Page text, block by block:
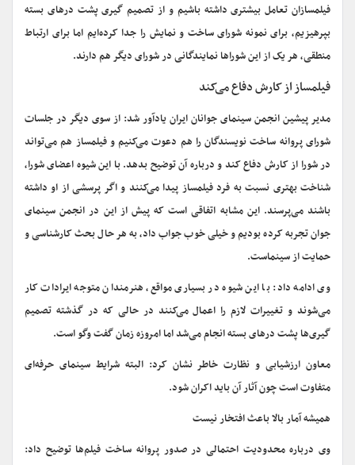
فیلمسازان تعامل بیشتری داشته باشیم و از تصمیم گیری پشت درهای بسته
بپرهیزیم، برای نمونه شورای ساخت و نمایش را جدا کرده‌ایم اما برای ارتباط
منطقی، هر یک از این شوراها نمایندگانی در شورای دیگر هم دارند.
فیلمساز از کارش دفاع می‌کند
مدیر پیشین انجمن سینمای جوانان ایران یادآور شد: از سوی دیگر در جلسات
شورای پروانه ساخت نویسندگان را هم دعوت می‌کنیم و فیلمساز هم می‌تواند
در شورا از کارش دفاع کند و درباره آن توضیح بدهد. با این شیوه اعضای شورا،
شناخت بهتری نسبت به فرد فیلمساز پیدا می‌کنند و اگر پرسشی از او داشته
باشند می‌پرسند. این مشابه اتفاقی است که پیش از این در انجمن سینمای
جوان تجربه کرده بودیم و خیلی خوب جواب داد، به هر حال بحث کارشناسی و
حمایت از سینماست.
وی ادامه داد: با این شیوه در بسیاری مواقع، هنرمندان متوجه ایرادات کار
می‌شوند و تغییرات لازم را اعمال می‌کنند در حالی که در گذشته تصمیم
گیری‌ها پشت درهای بسته انجام می‌شد اما امروزه زمان گفت وگو است.
معاون ارزشیابی و نظارت خاطر نشان کرد: البته شرایط سینمای حرفه‌ای
متفاوت است چون آثار آن باید اکران شود.
همیشه آمار بالا باعث افتخار نیست
وی درباره محدودیت احتمالی در صدور پروانه ساخت‌ فیلم‌ها توضیح داد: